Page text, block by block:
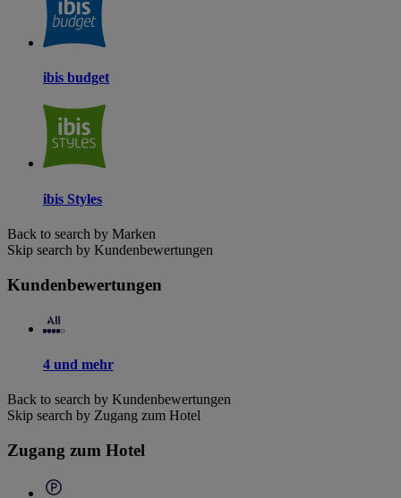
ibis budget
ibis Styles
Back to search by Marken
Skip search by Kundenbewertungen
Kundenbewertungen
4 und mehr
Back to search by Kundenbewertungen
Skip search by Zugang zum Hotel
Zugang zum Hotel